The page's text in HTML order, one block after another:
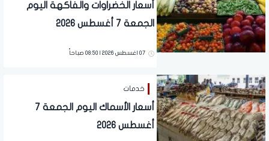
أسعار الخضراوات والفاكهة اليوم
الجمعة 7 أغسطس 2026
07 اغسطس 2026 | 08:50 صباحاً
خدمات
أسعار الأسماك اليوم الجمعة 7
أغسطس 2026